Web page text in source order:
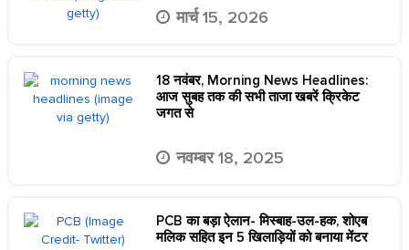
मार्च 15, 2026
18 नवंबर, Morning News Headlines:
आज सुबह तक की सभी ताजा खबरें क्रिकेट
जगत से
नवम्बर 18, 2025
PCB का बड़ा ऐलान- मिस्बाह-उल-हक, शोएब
मलिक सहित इन 5 खिलाड़ियों को बनाया मेंटर